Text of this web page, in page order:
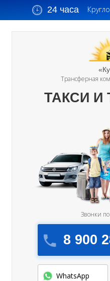
24 часа
Трансферная
8 900
Звонки
ТАКСИ И
WhatsApp